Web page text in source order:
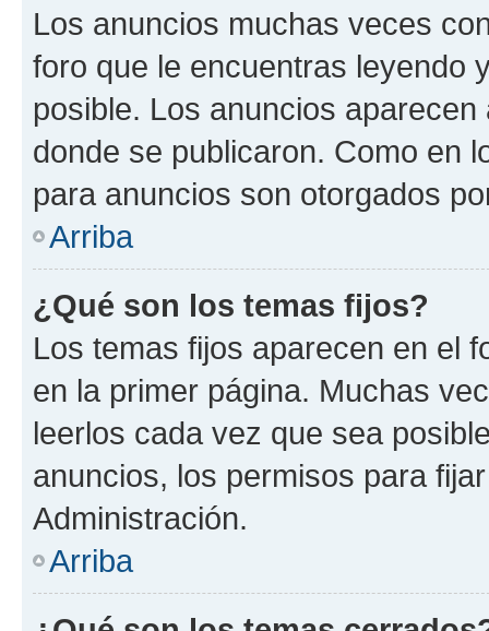
Los anuncios muchas veces
foro que le encuentras leyendo
posible. Los anuncios
donde se publicaron. Como en
para anuncios son otorgados
Arriba
¿Qué son los temas fijos?
Los temas fijos aparecen en el
en la primer página. Muchas
leerlos cada vez que sea
anuncios, los permisos para
Administración.
Arriba